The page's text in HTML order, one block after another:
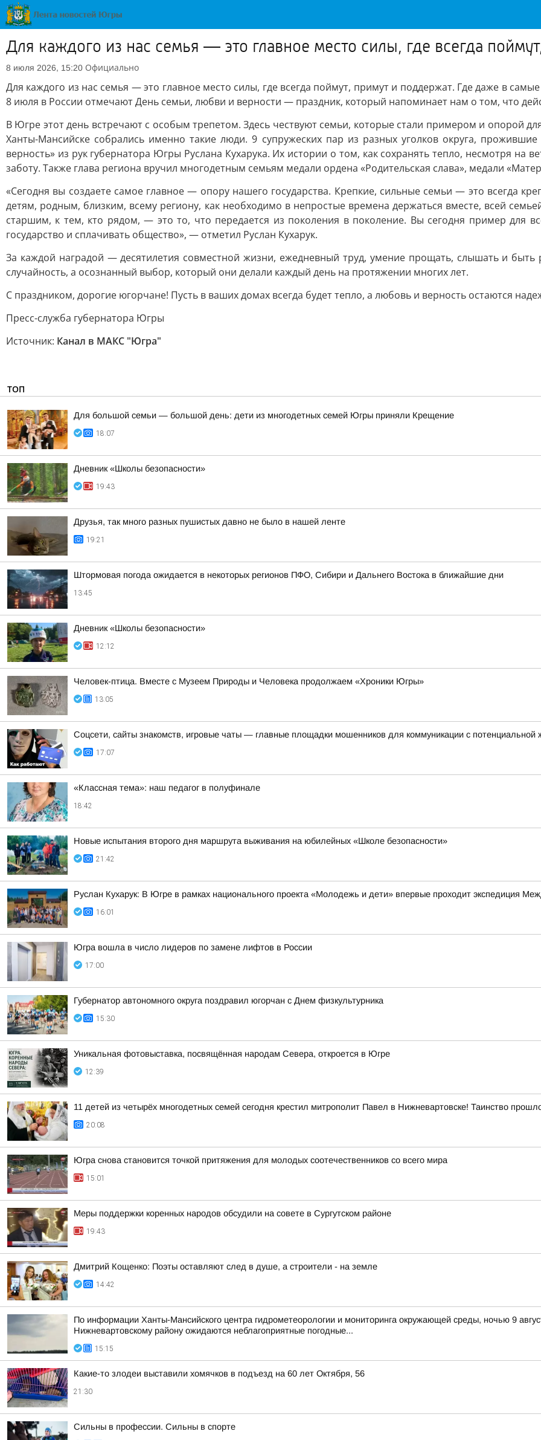
Для каждого из нас семья — это главное место силы, где всегда
8 июля 2026, 15:20 Официально
Для каждого из нас семья — это главное место силы, где всегда поймут, примут и поддержат. Где даже в
8 июля в России отмечают День семьи, любви и верности — праздник, который напоминает нам о том, что
В Югре этот день встречают с особым трепетом. Здесь чествуют семьи, которые стали примером и опорой
Ханты-Мансийске собрались именно такие люди. 9 супружеских пар из разных уголков округа,
верность» из рук губернатора Югры Руслана Кухарука. Их истории о том, как сохранять тепло, несмотря на
заботу. Также глава региона вручил многодетным семьям медали ордена «Родительская слава», медали
«Сегодня вы создаете самое главное — опору нашего государства. Крепкие, сильные семьи — это всегда
детям, родным, близким, всему региону, как необходимо в непростые времена держаться вместе, всей
старшим, к тем, кто рядом, — это то, что передается из поколения в поколение. Вы сегодня пример для
государство и сплачивать общество», — отметил Руслан Кухарук.
За каждой наградой — десятилетия совместной жизни, ежедневный труд, умение прощать, слышать и
случайность, а осознанный выбор, который они делали каждый день на протяжении многих лет.
С праздником, дорогие югорчане! Пусть в ваших домах всегда будет тепло, а любовь и верность остаются
Пресс-служба губернатора Югры
Источник: Канал в МАКС "Югра"
ТОП
Для большой семьи — большой день: дети из многодетных семей Югры приняли Крещение
18:07
Дневник «Школы безопасности»
19:43
Друзья, так много разных пушистых давно не было в нашей ленте
19:21
Штормовая погода ожидается в некоторых регионов ПФО, Сибири и Дальнего Востока в ближайшие дни
13:45
Дневник «Школы безопасности»
12:12
Человек-птица. Вместе с Музеем Природы и Человека продолжаем «Хроники Югры»
13:05
Соцсети, сайты знакомств, игровые чаты — главные площадки мошенников для коммуникации с потенциальной
17:07
«Классная тема»: наш педагог в полуфинале
18:42
Новые испытания второго дня маршрута выживания на юбилейных «Школе безопасности»
21:42
Руслан Кухарук: В Югре в рамках национального проекта «Молодежь и дети» впервые проходит экспедиция
16:01
Югра вошла в число лидеров по замене лифтов в России
17:00
Губернатор автономного округа поздравил югорчан с Днем физкультурника
15:30
Уникальная фотовыставка, посвящённая народам Севера, откроется в Югре
12:39
11 детей из четырёх многодетных семей сегодня крестил митрополит Павел в Нижневартовске! Таинство
20:08
Югра снова становится точкой притяжения для молодых соотечественников со всего мира
15:01
Меры поддержки коренных народов обсудили на совете в Сургутском районе
19:43
Дмитрий Кощенко: Поэты оставляют след в душе, а строители - на земле
14:42
По информации Ханты-Мансийского центра гидрометеорологии и мониторинга окружающей среды, ночью 9
Нижневартовскому району ожидаются неблагоприятные погодные...
15:15
Какие-то злодеи выставили хомячков в подъезд на 60 лет Октября, 56
21:30
Сильны в профессии. Сильны в спорте